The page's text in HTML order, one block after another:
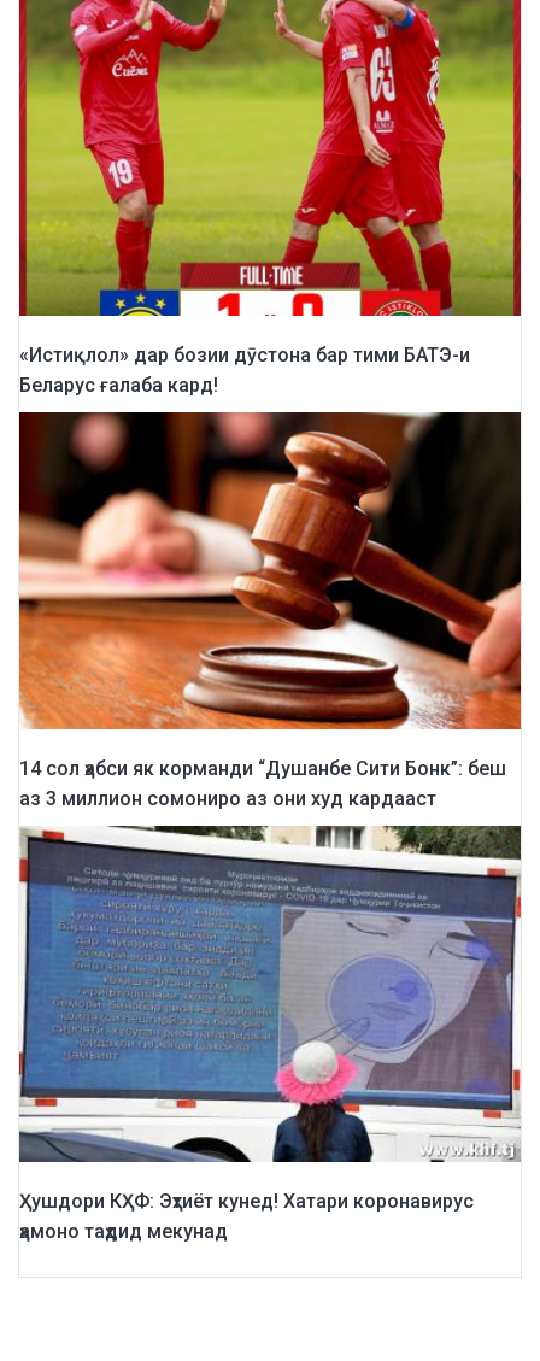
«Истиқлол» дар бозии дӯстона бар тими БАТЭ-и
Беларус ғалаба кард!
14 сол ҳабси як корманди “Душанбе Сити Бонк”: беш
аз 3 миллион сомониро аз они худ кардааст
Ҳушдори КҲФ: Эҳтиёт кунед! Хатари коронавирус
ҳамоно таҳдид мекунад